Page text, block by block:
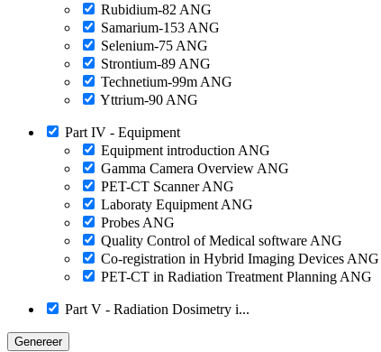
Rubidium-82 ANG
Samarium-153 ANG
Selenium-75 ANG
Strontium-89 ANG
Technetium-99m ANG
Yttrium-90 ANG
Part IV - Equipment
Equipment introduction ANG
Gamma Camera Overview ANG
PET-CT Scanner ANG
Laboraty Equipment ANG
Probes ANG
Quality Control of Medical software ANG
Co-registration in Hybrid Imaging Devices ANG
PET-CT in Radiation Treatment Planning ANG
Part V - Radiation Dosimetry i...
Genereer